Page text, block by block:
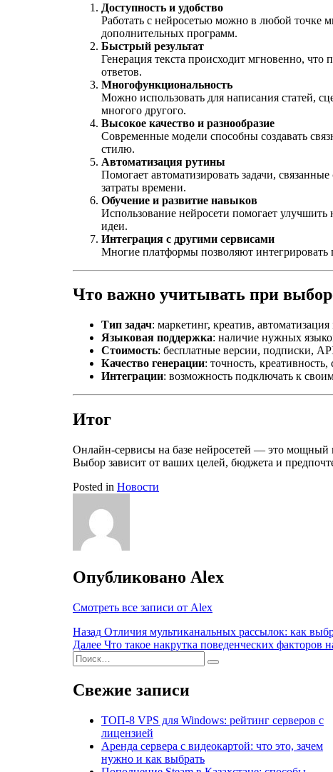
Доступность и удобство
Работать с нейросетью можно в любой точке
дополнительных программ.
Быстрый результат
Генерация текста происходит мгновенно, что
ответов.
Многофункциональность
Можно использовать для написания статей,
многого другого.
Высокое качество и разнообразие
Современные модели способны создавать
стилю.
Автоматизация рутины
Помогает автоматизировать задачи,
затраты времени.
Обучение и развитие навыков
Использование нейросети помогает
идеи.
Интеграция с другими сервисами
Многие платформы позволяют интегрировать
Что важно учитывать при
Тип задач: маркетинг, креатив,
Языковая поддержка: наличие нужных
Стоимость: бесплатные версии, подписки,
Качество генерации: точность, креативность,
Интеграции: возможность подключать к
Итог
Онлайн-сервисы на базе нейросетей — это мощный
Выбор зависит от ваших целей, бюджета и
Posted in Новости
Опубликовано Alex
Смотреть все записи от Alex
Навигация
по
записям
Назад Отличия мультиканальных рассылок: как
Далее Что такое накрутка поведенческих факторов
Поиск
Найти
Свежие записи
ТОП-8 VPS для Windows: рейтинг серверов с
лицензией
Аренда сервера с видеокартой: что это, зачем
нужно и как выбрать